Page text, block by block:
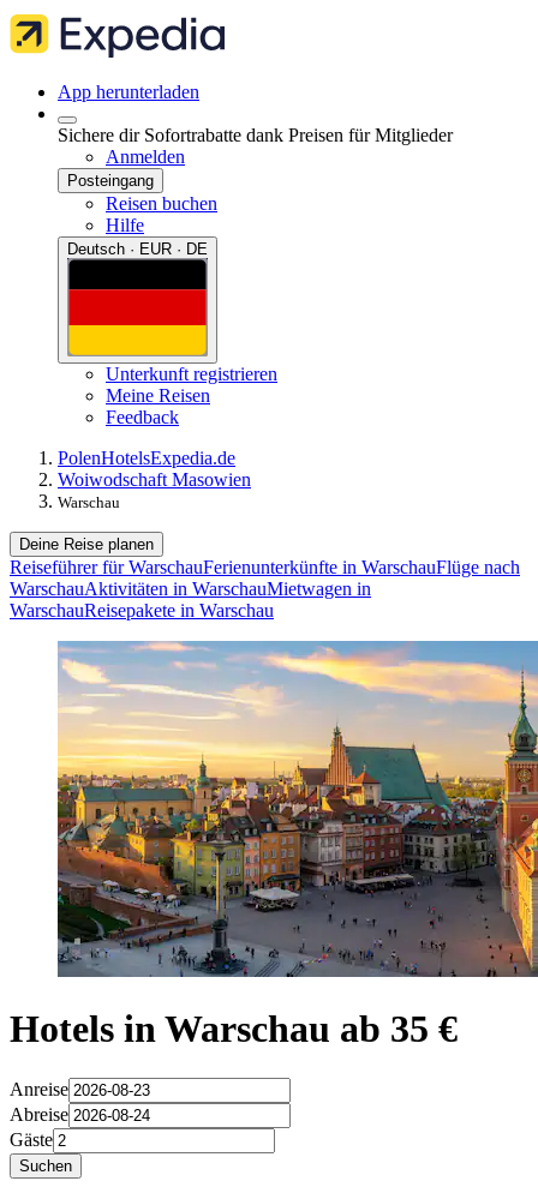
App herunterladen
Sichere dir Sofortrabatte dank Preisen für Mitglieder
Anmelden
Posteingang
Reisen buchen
Hilfe
Deutsch · EUR · DE
Unterkunft registrieren
Meine Reisen
Feedback
PolenHotelsExpedia.de
Woiwodschaft Masowien
Warschau
Deine Reise planen
Reiseführer für WarschauFerienunterkünfte in WarschauFlüge nach
WarschauAktivitäten in WarschauMietwagen in
WarschauReisepakete in Warschau
Hotels in Warschau ab 35 €
Anreise
Abreise
Gäste
Suchen